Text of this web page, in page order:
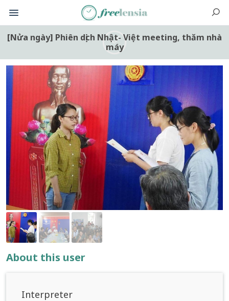
[Nửa ngày] Phiên dịch Nhật- Việt meeting, thăm nhà
máy
About this user
Interpreter